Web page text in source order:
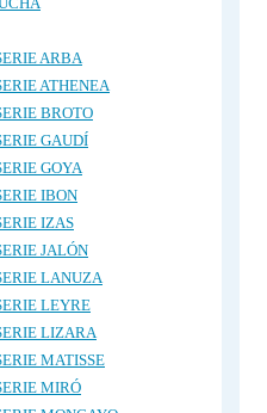
ARBA
ATHENEA
BROTO
GAUDÍ
GOYA
IBON
IZAS
JALÓN
LANUZA
LEYRE
LIZARA
MATISSE
MIRÓ